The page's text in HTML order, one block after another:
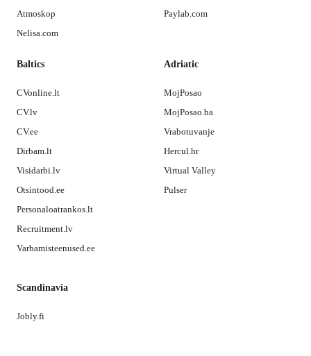
Atmoskop
Nelisa.com
Paylab.com
Baltics
CVonline.lt
CV.lv
CV.ee
Dirbam.lt
Visidarbi.lv
Otsintood.ee
Personaloatrankos.lt
Recruitment.lv
Varbamisteenused.ee
Adriatic
MojPosao
MojPosao.ba
Vrabotuvanje
Hercul.hr
Virtual Valley
Pulser
Scandinavia
Jobly.fi